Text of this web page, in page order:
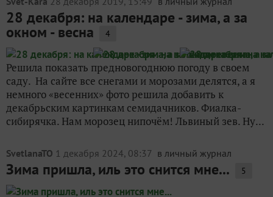
28 декабря: на календаре - зима, а за
окном - весна 4
Решила показать предновогоднюю погоду в своем
саду. На сайте все снегами и морозами делятся, а я
немного «весенних» фото решила добавить к
декабрьским картинкам семидачников. Фиалка-
сибирячка. Нам морозец нипочём! Львиный зев. Ну...
SvetlanaTO 1 декабря 2024, 08:37 в личный журнал
Зима пришла, иль это снится мне... 5